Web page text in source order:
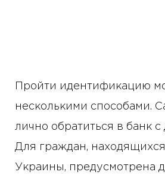
Пройти идентификацию
несколькими способами.
лично обратиться в банк
Для граждан,
Украины, предусмотрена